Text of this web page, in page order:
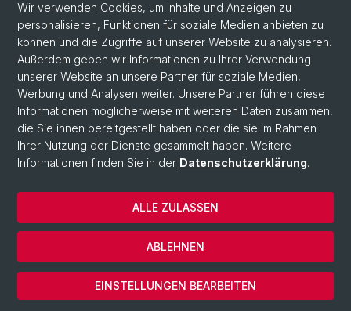
Bibliothek Maiengasse
Philosophisch-Historische Fakultät
Nützliche Links
Mobilität
Studium an der Philosophisch-Historischen Fakultät
© Universität Basel
Datenschutzerklärung
Wir verwenden Cookies, um Inhalte und Anzeigen zu
personalisieren, Funktionen für soziale Medien anbieten zu
können und die Zugriffe auf unserer Website zu analysieren.
Außerdem geben wir Informationen zu Ihrer Verwendung
unserer Website an unsere Partner für soziale Medien,
Werbung und Analysen weiter. Unsere Partner führen diese
Informationen möglicherweise mit weiteren Daten zusammen,
die Sie ihnen bereitgestellt haben oder die sie im Rahmen
Ihrer Nutzung der Dienste gesammelt haben. Weitere
Informationen finden Sie in der Datenschutzerklärung.
EINSTELLUNGEN BEARBEITEN
ABLEHNEN
ALLE ZULASSEN